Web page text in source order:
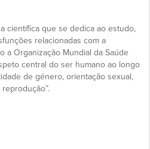
científica que se dedica ao estudo,
relacionadas com a
a Organização Mundial da Saúde
central do ser humano ao longo
de género, orientação sexual,